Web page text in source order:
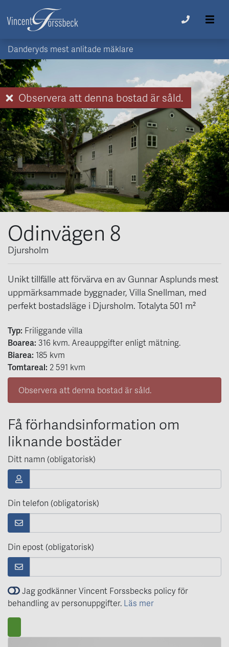
Danderyds mest anlitade mäklare
Observera att denna bostad är såld.
Odinvägen 8
Djursholm
Unikt tillfälle att förvärva en av Gunnar Asplunds mest
uppmärksammade byggnader, Villa Snellman, med
perfekt bostadsläge i Djursholm. Totalyta 501 m²
Typ: Friliggande villa
Boarea: 316 kvm. Areauppgifter enligt mätning.
Biarea: 185 kvm
Tomtareal: 2 591 kvm
Observera att denna bostad är såld.
Få förhandsinformation om
liknande bostäder
Ditt namn (obligatorisk)
Din telefon (obligatorisk)
Din epost (obligatorisk)
Jag godkänner Vincent Forssbecks policy för
behandling av personuppgifter. Läs mer